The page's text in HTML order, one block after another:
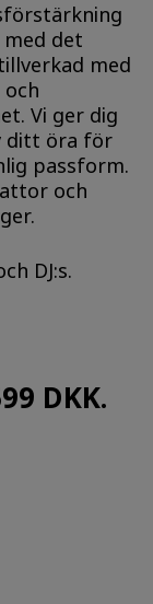
det
med
Vi ger dig
ditt öra för
passform.
och
DJ:s.
DKK.